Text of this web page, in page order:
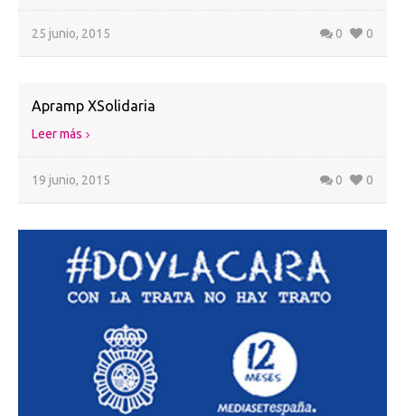
25 junio, 2015 0 0
Apramp XSolidaria
Leer más
19 junio, 2015 0 0